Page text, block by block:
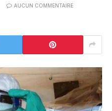
AUCUN COMMENTAIRE